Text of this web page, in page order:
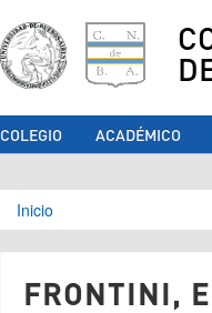
COLEGIO ACADÉMICO
Se
Inicio
FRONTINI,